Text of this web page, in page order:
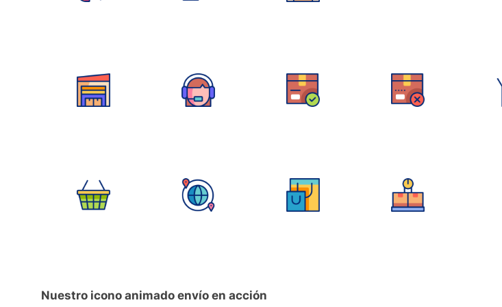
Nuestro icono animado envío en acción